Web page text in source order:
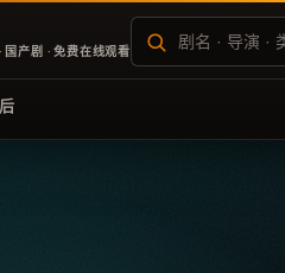
国产剧 · 免费在线观看